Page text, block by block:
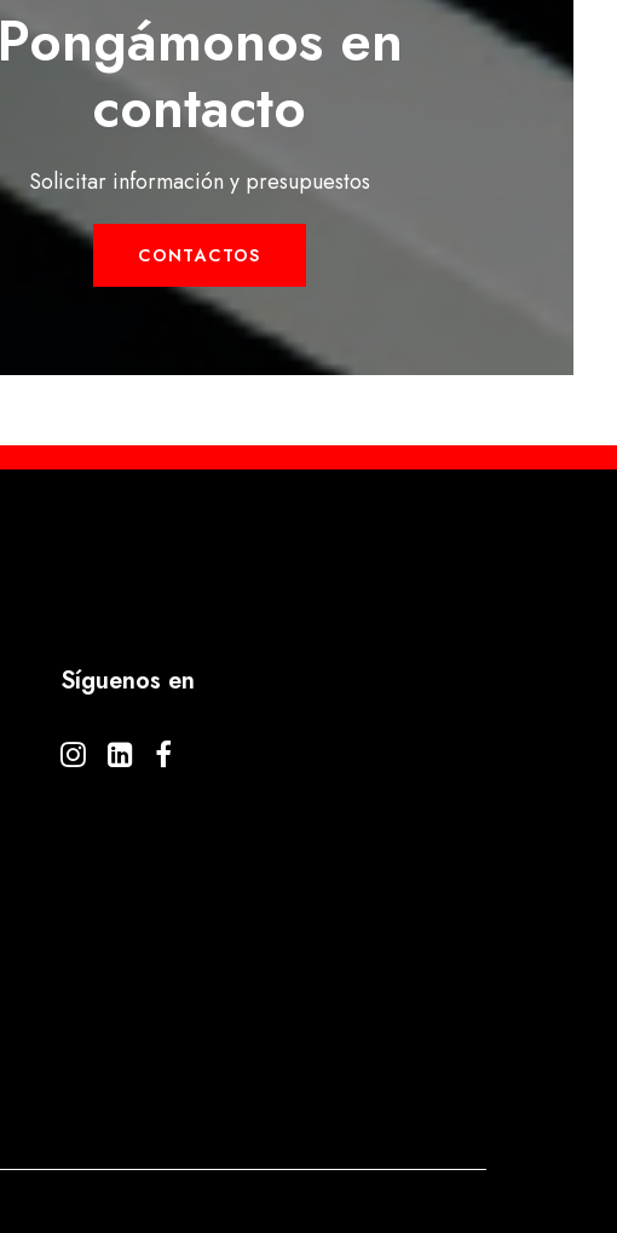
Pongámonos en
contacto
Solicitar información y presupuestos
CONTACTOS
Síguenos en